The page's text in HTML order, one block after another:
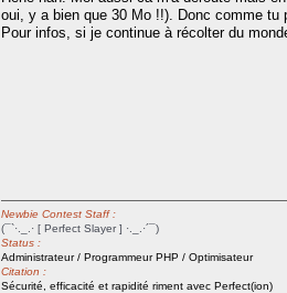
oui, y a bien que 30 Mo !!). Donc comme
Pour infos, si je continue à récolter du
Newbie Contest Staff :
(¯`·._.· [ Perfect Slayer ] ·._.·´¯)
Status :
Administrateur / Programmeur PHP / Optimisateur
Citation :
Sécurité, efficacité et rapidité riment avec Perfect(ion)